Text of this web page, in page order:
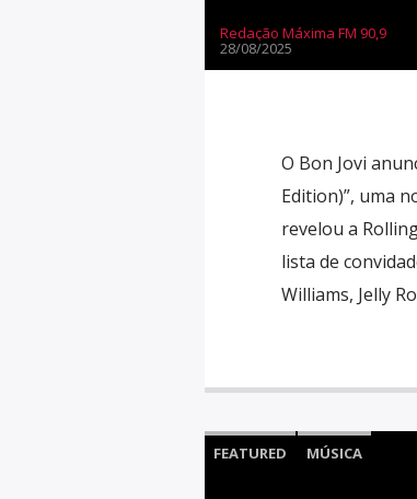
Redação Máxima FM 90,9
28/08/2025
O Bon Jovi
Edition)”, uma
revelou a
lista de
Williams, Jelly
FEATURED MÚSICA